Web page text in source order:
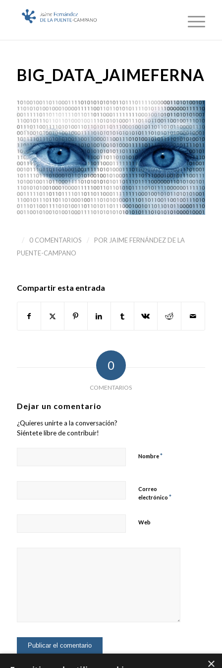
/ 0 COMENTARIOS / POR JAIME FERNÁNDEZ DE LA
PUENTE-CAMPANO
Compartir esta entrada
0
COMENTARIOS
Dejar un comentario
¿Quieres unirte a la conversación?
Siéntete libre de contribuir!
Nombre*
Correo
electrónico *
Web
×